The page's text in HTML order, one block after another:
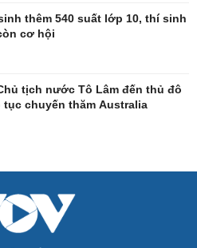
Dinh dưỡng - món ngon
Cây thuốc
Làm đẹp - giảm cân
Ăn sạch sống khỏe
thêm 540 suất lớp 10, thí sinh
cơ hội
tịch nước Tô Lâm đến thủ đô
tục chuyến thăm Australia